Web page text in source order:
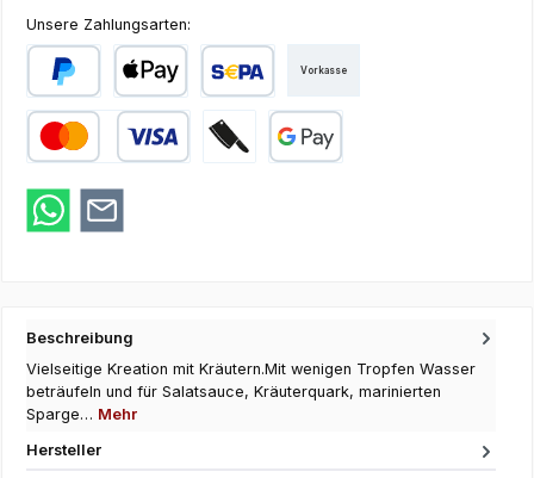
Unsere Zahlungsarten:
PayPal Apple Pay SEPA Lastschrift
Vorkasse
Beschreibung
Vielseitige Kreation mit Kräutern.Mit wenigen Tropfen Wasser
beträufeln und für Salatsauce, Kräuterquark, marinierten
Sparge… Mehr
Hersteller